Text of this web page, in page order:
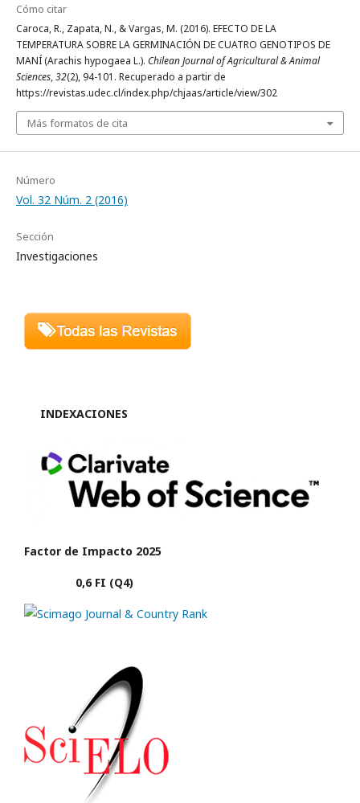
Cómo citar
Caroca, R., Zapata, N., & Vargas, M. (2016). EFECTO DE LA
TEMPERATURA SOBRE LA GERMINACIÓN DE CUATRO GENOTIPOS DE
MANÍ (Arachis hypogaea L.). Chilean Journal of Agricultural & Animal
Sciences,32(2), 94-101. Recuperado a partir de
https://revistas.udec.cl/index.php/chjaas/article/view/302
Más formatos de cita
Número
Vol. 32 Núm. 2 (2016)
Sección
Investigaciones
INDEXACIONES
Factor de Impacto 2025
0,6 FI (Q4)